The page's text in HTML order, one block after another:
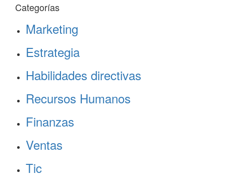
Categorías
Marketing
Estrategia
Habilidades directivas
Recursos Humanos
Finanzas
Ventas
Tic